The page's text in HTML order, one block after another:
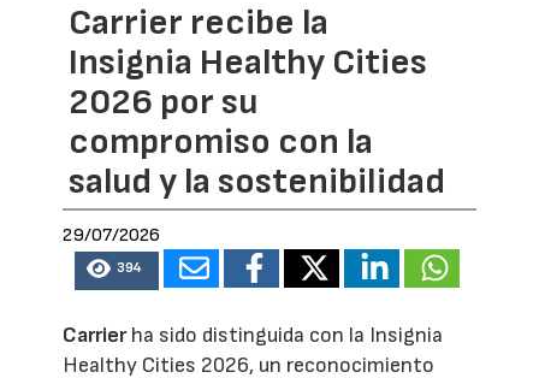
Carrier recibe la
Insignia Healthy Cities
2026 por su
compromiso con la
salud y la sostenibilidad
29/07/2026
394
Carrierha sido distinguida con la Insignia
Healthy Cities 2026, un reconocimiento